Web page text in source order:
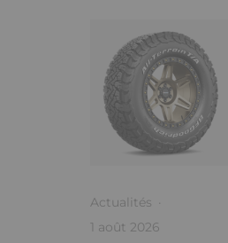
Actualités ·
1 août 2026